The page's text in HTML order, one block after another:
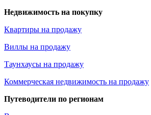
Недвижимость на покупку
Квартиры на продажу
Виллы на продажу
Таунхаусы на продажу
Коммерческая недвижимость на продажу
Путеводители по регионам